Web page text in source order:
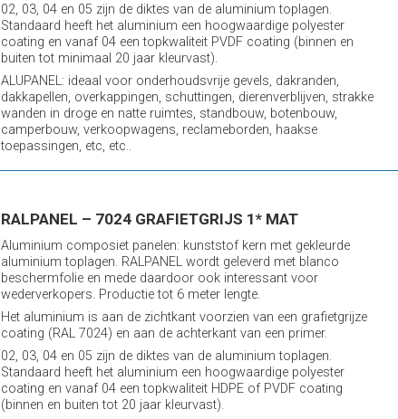
02, 03, 04 en 05 zijn de diktes van de aluminium toplagen.
Standaard heeft het aluminium een hoogwaardige polyester
coating en vanaf 04 een topkwaliteit PVDF coating (binnen en
buiten tot minimaal 20 jaar kleurvast).
ALUPANEL: ideaal voor onderhoudsvrije gevels, dakranden,
dakkapellen, overkappingen, schuttingen, dierenverblijven, strakke
wanden in droge en natte ruimtes, standbouw, botenbouw,
camperbouw, verkoopwagens, reclameborden, haakse
toepassingen, etc, etc..
RALPANEL – 7024 GRAFIETGRIJS 1* MAT
Aluminium composiet panelen: kunststof kern met gekleurde
aluminium toplagen. RALPANEL wordt geleverd met blanco
beschermfolie en mede daardoor ook interessant voor
wederverkopers. Productie tot 6 meter lengte.
Het aluminium is aan de zichtkant voorzien van een grafietgrijze
coating (RAL 7024) en aan de achterkant van een primer.
02, 03, 04 en 05 zijn de diktes van de aluminium toplagen.
Standaard heeft het aluminium een hoogwaardige polyester
coating en vanaf 04 een topkwaliteit HDPE of PVDF coating
(binnen en buiten tot 20 jaar kleurvast).